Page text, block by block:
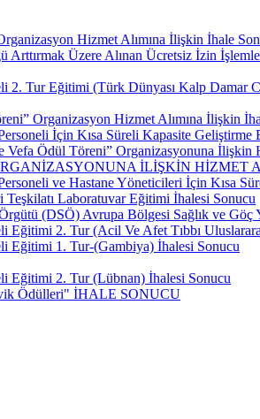
Hizmet Alımına İlişkin İhale
Arttırmak Üzere Alınan Ücretsiz İzin
2. Tur Eğitimi (Türk Dünyası Kalp
Organizasyon Hizmet Alımına İlişkin
İçin Kısa Süreli Kapasite Geliştirme
Ödül Töreni” Organizasyonuna
İLİŞKİN HİZMET
ve Hastane Yöneticileri İçin Kısa
Laboratuvar Eğitimi İhalesi Sonucu
(DSÖ) Avrupa Bölgesi Sağlık ve Göç
2. Tur (Acil Ve Afet Tıbbı
Eğitimi 1. Tur-(Gambiya) İhalesi Sonucu
Eğitimi 2. Tur (Lübnan) İhalesi Sonucu
Ödülleri" İHALE SONUCU